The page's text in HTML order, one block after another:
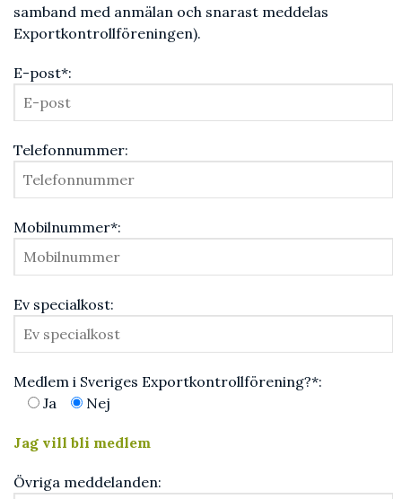
samband med anmälan och snarast meddelas
Exportkontrollföreningen).
E-post*:
Telefonnummer:
Mobilnummer*:
Ev specialkost:
Medlem i Sveriges Exportkontrollförening?*:
Ja
Nej
Jag vill bli medlem
Övriga meddelanden: